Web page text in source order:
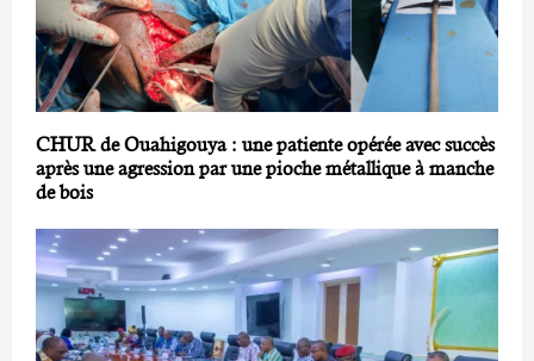
CHUR de Ouahigouya : une patiente opérée avec succès
après une agression par une pioche métallique à manche
de bois